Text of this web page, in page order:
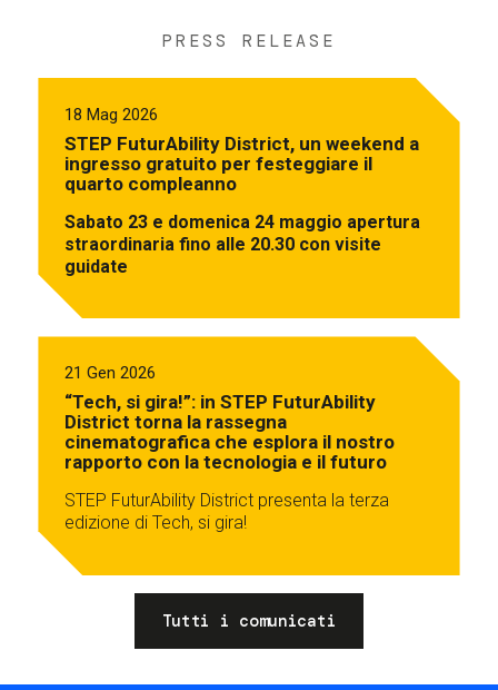
PRESS RELEASE
18 Mag 2026
STEP FuturAbility District, un weekend a
ingresso gratuito per festeggiare il
quarto compleanno
Sabato 23 e domenica 24 maggio apertura
straordinaria fino alle 20.30 con visite
guidate
21 Gen 2026
“Tech, si gira!”: in STEP FuturAbility
District torna la rassegna
cinematografica che esplora il nostro
rapporto con la tecnologia e il futuro
STEP FuturAbility District presenta la terza
edizione di Tech, si gira!
Tutti i comunicati